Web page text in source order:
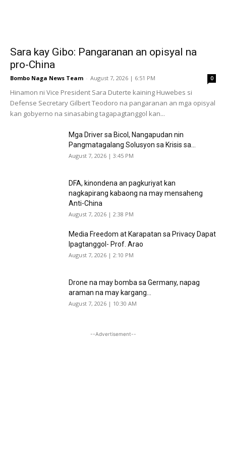
Sara kay Gibo: Pangaranan an opisyal na
pro-China
Bombo Naga News Team - August 7, 2026 | 6:51 PM 0
Hinamon ni Vice President Sara Duterte kaining Huwebes si
Defense Secretary Gilbert Teodoro na pangaranan an mga opisyal
kan gobyerno na sinasabing tagapagtanggol kan...
Mga Driver sa Bicol, Nangapudan nin
Pangmatagalang Solusyon sa Krisis sa...
August 7, 2026 | 3:45 PM
DFA, kinondena an pagkuriyat kan
nagkapirang kabaong na may mensaheng
Anti-China
August 7, 2026 | 2:38 PM
Media Freedom at Karapatan sa Privacy Dapat
Ipagtanggol- Prof. Arao
August 7, 2026 | 2:10 PM
Drone na may bomba sa Germany, napag
araman na may kargang...
August 7, 2026 | 10:30 AM
--Advertisement--